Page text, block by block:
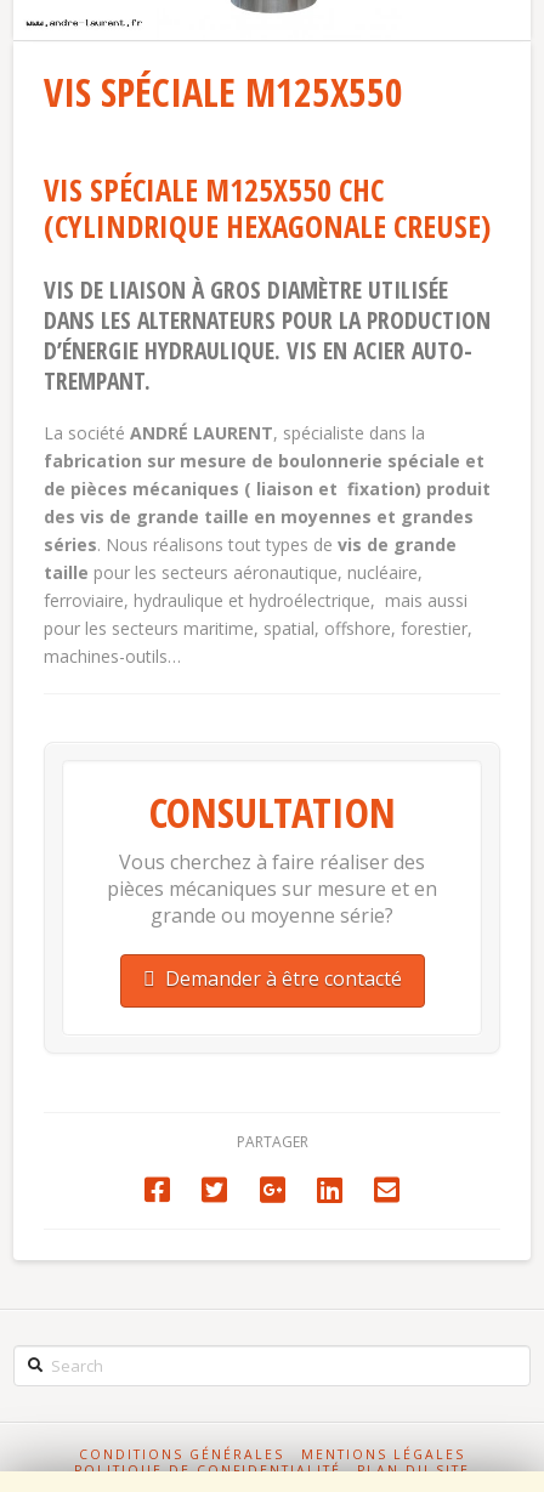
VIS SPÉCIALE M125X550
VIS SPÉCIALE M125X550 CHC
(CYLINDRIQUE HEXAGONALE CREUSE)
VIS DE LIAISON À GROS DIAMÈTRE UTILISÉE
DANS LES ALTERNATEURS POUR LA PRODUCTION
D’ÉNERGIE HYDRAULIQUE. VIS EN ACIER AUTO-
TREMPANT.
La sociétéANDRÉ LAURENT, spécialiste dans la
fabrication sur mesure de boulonnerie spéciale et
de pièces mécaniques ( liaison et fixation) produit
des vis de grande taille en moyennes et grandes
séries. Nous réalisons tout types de vis de grande
taille pour les secteurs aéronautique, nucléaire,
ferroviaire, hydraulique et hydroélectrique, mais aussi
pour les secteurs maritime, spatial, offshore, forestier,
machines-outils…
CONSULTATION
Vous cherchez à faire réaliser des
pièces mécaniques sur mesure et en
grande ou moyenne série?
Demander à être contacté
PARTAGER
Search
CONDITIONS GÉNÉRALES
MENTIONS LÉGALES
POLITIQUE DE CONFIDENTIALITÉ
PLAN DU SITE